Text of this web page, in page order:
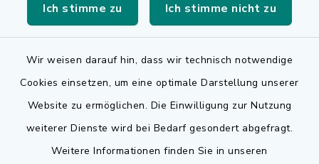
Ich stimme zu Ich stimme nicht zu
Wir weisen darauf hin, dass wir technisch notwendige
Cookies einsetzen, um eine optimale Darstellung unserer
Website zu ermöglichen. Die Einwilligung zur Nutzung
weiterer Dienste wird bei Bedarf gesondert abgefragt.
Weitere Informationen finden Sie in unseren
Landkreis Erlangen-Höchstadt
Barrierefreiheit